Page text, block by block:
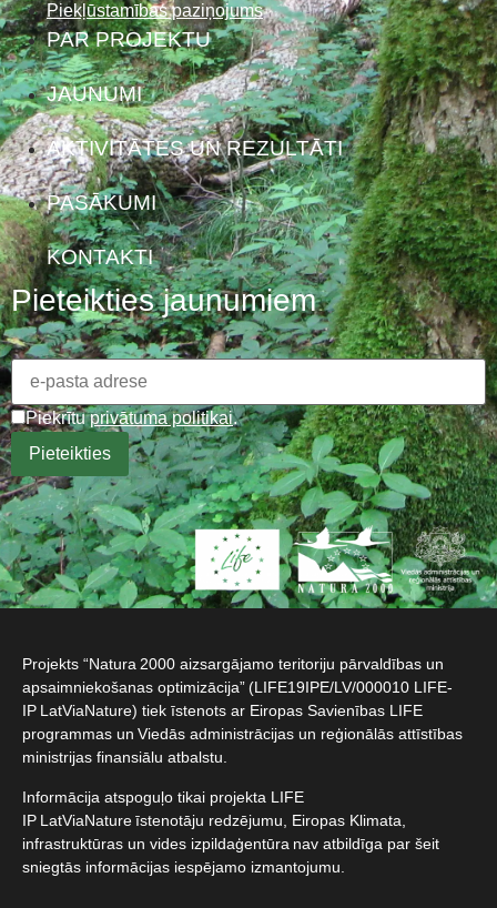
Piekļūstamības paziņojums
PAR PROJEKTU
JAUNUMI
AKTIVITĀTES UN REZULTĀTI
PASĀKUMI
KONTAKTI
Pieteikties jaunumiem
Piekrītuprivātuma politikai.
Projekts “Natura 2000 aizsargājamo teritoriju pārvaldības un
apsaimniekošanas optimizācija” (LIFE19IPE/LV/000010 LIFE-
IP LatViaNature) tiek īstenots ar Eiropas Savienības LIFE
programmas un Viedās administrācijas un reģionālās attīstības
ministrijas finansiālu atbalstu.​
Informācija atspoguļo tikai projekta LIFE
IP LatViaNature īstenotāju redzējumu, Eiropas Klimata,
infrastruktūras un vides izpildaģentūra nav atbildīga par šeit
sniegtās informācijas iespējamo izmantojumu.​